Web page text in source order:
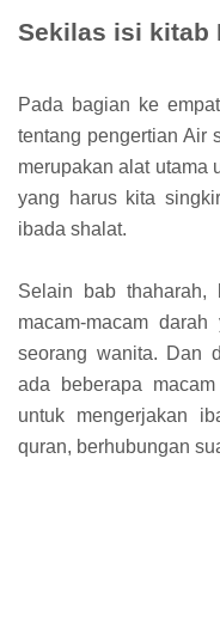
Sekilas isi kitab
Pada bagian ke
tentang pengertian Air
merupakan alat utama
yang harus kita
ibada shalat.
Selain bab thaharah,
macam-macam
seorang wanita. Dan
ada beberapa
untuk mengerjakan
quran, berhubungan